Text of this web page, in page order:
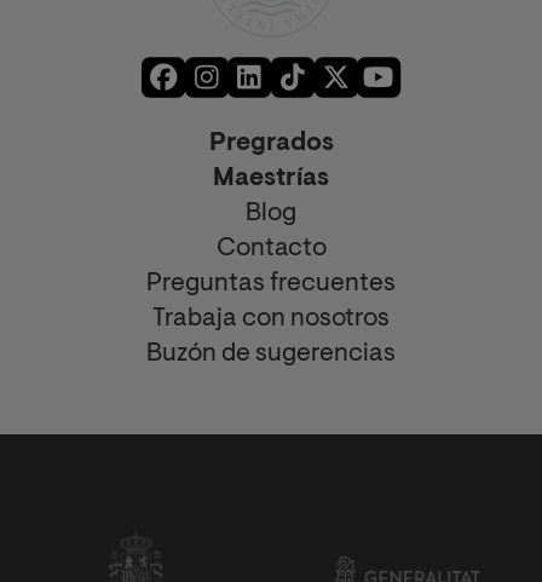
Pregrados
Maestrías
Blog
Contacto
Preguntas frecuentes
Trabaja con nosotros
Buzón de sugerencias